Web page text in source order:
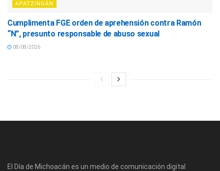
APATZINGÁN
Cumplimenta FGE orden de aprehensión contra Ramón
“N”, presunto responsable de abuso sexual
08/08/2026
El Día de Michoacán es un medio de comunicación digital